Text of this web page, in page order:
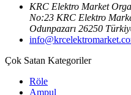
KRC Elektro Market
No:23 KRC Elektro
Odunpazarı 26250
Çok Satan Kategoriler
Röle
Ampul